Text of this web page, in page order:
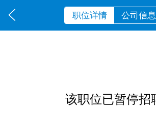
职位详情 公司信息
该职位已暂停招